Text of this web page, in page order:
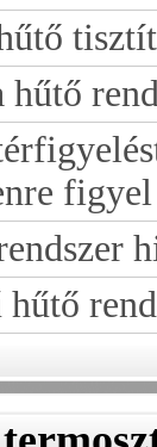
figyel
hűtő